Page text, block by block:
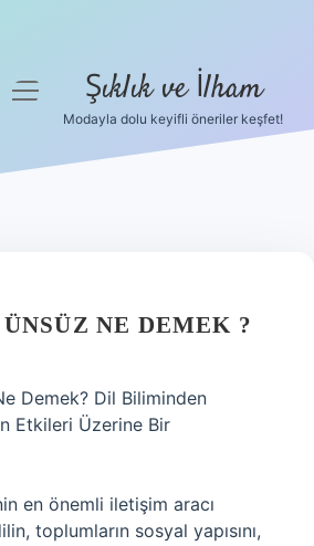
menüyü
Şıklık ve İlham
Modayla dolu keyifli öneriler keşfet!
NE DEMEK ?
Demek? Dil Biliminden
Etkileri Üzerine Bir
en önemli iletişim aracı
toplumların sosyal yapısını,